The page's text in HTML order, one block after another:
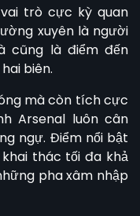
trò cực kỳ quan
xuyên là người
cũng là điểm đến
biên.
mà còn tích cực
Arsenal luôn cân
ngự. Điểm nổi bật
thác tối đa khả
pha xâm nhập